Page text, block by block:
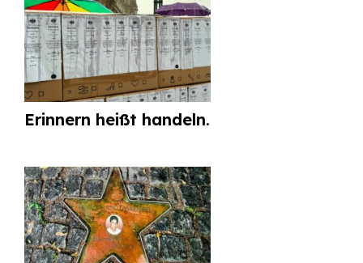
Erinnern heißt handeln.